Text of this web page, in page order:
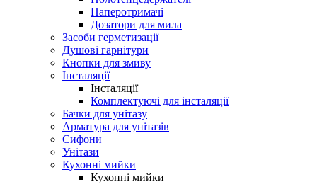
Паперотримачі
Дозатори для мила
Засоби герметизації
Душові гарнітури
Кнопки для змиву
Інсталяції
Інсталяції
Комплектуючі для інсталяції
Бачки для унітазу
Арматура для унітазів
Сифони
Унітази
Кухонні мийки
Кухонні мийки